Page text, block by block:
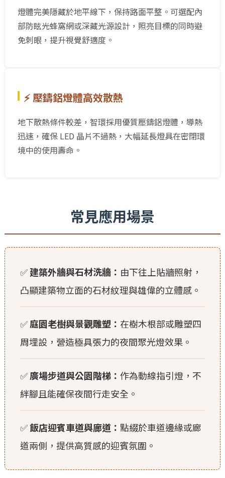
燈體完美隱藏於地平線下，保持路面平整。可選配內
部防眩光蜂窩網或深藏光源設計，照亮目標的同時避
免刺眼，提升視覺舒適度。
⚡ 壓鑄鋁燈體高效散熱
地下散熱條件較差，智環採用優質壓鑄鋁燈體，導熱
迅速，確保 LED 晶片不過熱，大幅延長燈具在密閉環
境中的使用壽命。
常見應用場景
✅建築外牆與石材洗牆： 由下往上貼牆照射，
凸顯建築物立面的石材紋理與雄偉的立體感。
✅庭園老樹與景觀雕塑： 在樹木根部或雕塑四
周埋設，營造極具張力的夜間聚光燈效果。
✅廣場步道與公園階梯： 作為動線指引燈，不
絆腳且能確保夜間行走安全。
✅飯店迎賓車道與廊道： 點綴於車道邊緣或廊
道兩側，提供高質感的迎賓氛圍。